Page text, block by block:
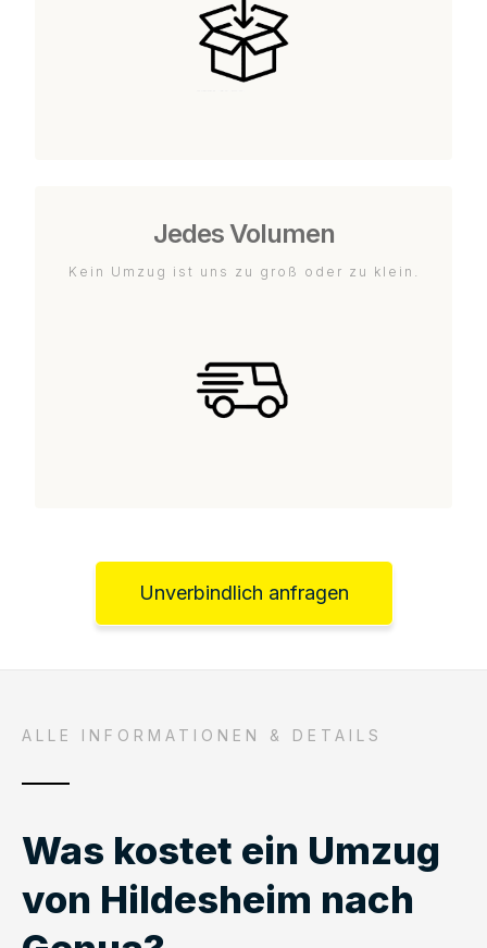
Jedes Volumen
Kein Umzug ist uns zu groß oder zu klein.
Unverbindlich anfragen
ALLE INFORMATIONEN & DETAILS
Was kostet ein Umzug
von Hildesheim nach